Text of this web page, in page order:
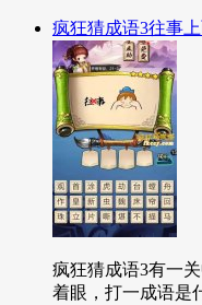
疯狂猜成语3往事
疯狂猜成语3有一
着眼，打一成语是